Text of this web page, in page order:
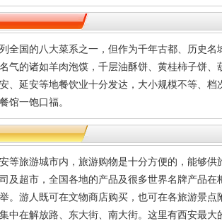
全国的八大菜系之一，但作为千年古都、历史
气的诸如羊肉泡馍，千层油酥饼、黄桂柿子饼、
、延安等地餐饮业十分发达，大小规模不等、
馆一饱口福。
等旅游城市内，旅游购物是十分方便的，能够
及超市，全国各地的产品及很多世界名牌产品
。游人既可在文物商店购买，也可在各旅游景
中在解放路、东大街、南大街。这里有西安最